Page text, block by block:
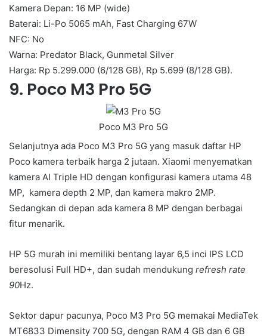
Kamera Depan: 16 MP (wide)
Baterai: Li-Po 5065 mAh, Fast Charging 67W
NFC: No
Warna: Predator Black, Gunmetal Silver
Harga: Rp 5.299.000 (6/128 GB), Rp 5.699 (8/128 GB).
9. Poco M3 Pro 5G
Poco M3 Pro 5G
Selanjutnya ada Poco M3 Pro 5G yang masuk daftar HP
Poco kamera terbaik harga 2 jutaan. Xiaomi menyematkan
kamera AI Triple HD dengan konfigurasi kamera utama 48
MP, kamera depth 2 MP, dan kamera makro 2MP.
Sedangkan di depan ada kamera 8 MP dengan berbagai
fitur menarik.
HP 5G murah ini memiliki bentang layar 6,5 inci IPS LCD
beresolusi Full HD+, dan sudah mendukung refresh rate
90Hz.
Sektor dapur pacunya, Poco M3 Pro 5G memakai MediaTek
MT6833 Dimensity 700 5G, dengan RAM 4 GB dan 6 GB